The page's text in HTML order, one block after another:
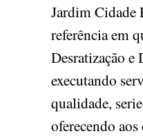
Jardim Cidade
referência em
Desratização e
executando
qualidade,
oferecendo